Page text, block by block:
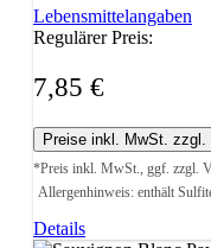
Lebensmittelangaben
Regulärer Preis:
7,85 €
Preise inkl. MwSt. zzgl.
*Preis inkl. MwSt., ggf. zzgl.
Allergenhinweis: enthält
Details